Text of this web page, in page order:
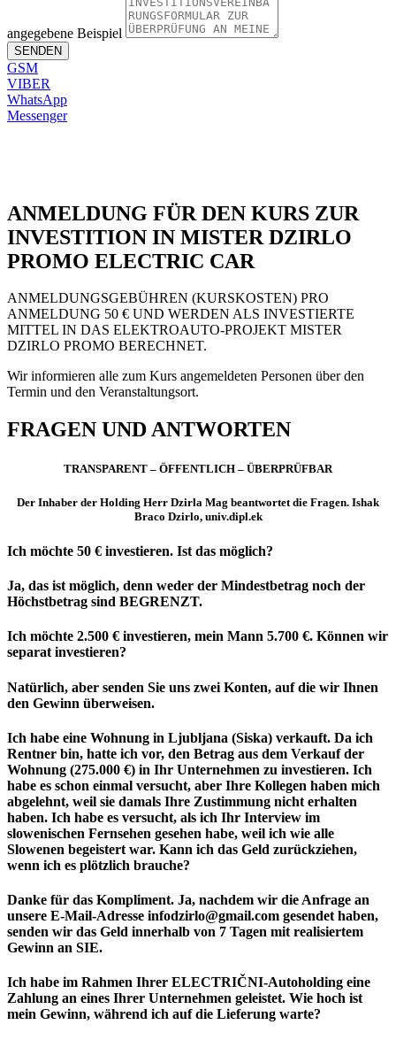
angegebene Beispiel
SENDEN
GSM
VIBER
WhatsApp
Messenger
ANMELDUNG FÜR DEN KURS ZUR
INVESTITION IN MISTER DZIRLO
PROMO ELECTRIC CAR
ANMELDUNGSGEBÜHREN (KURSKOSTEN) PRO
ANMELDUNG 50 € UND WERDEN ALS INVESTIERTE
MITTEL IN DAS ELEKTROAUTO-PROJEKT MISTER
DZIRLO PROMO BERECHNET.
Wir informieren alle zum Kurs angemeldeten Personen über den
Termin und den Veranstaltungsort.
FRAGEN UND ANTWORTEN
TRANSPARENT – ÖFFENTLICH – ÜBERPRÜFBAR
Der Inhaber der Holding Herr Dzirla Mag beantwortet die Fragen. Ishak
Braco Dzirlo, univ.dipl.ek
Ich möchte 50 € investieren. Ist das möglich?
Ja, das ist möglich, denn weder der Mindestbetrag noch der
Höchstbetrag sind BEGRENZT.
Ich möchte 2.500 € investieren, mein Mann 5.700 €. Können wir
separat investieren?
Natürlich, aber senden Sie uns zwei Konten, auf die wir Ihnen
den Gewinn überweisen.
Ich habe eine Wohnung in Ljubljana (Siska) verkauft. Da ich
Rentner bin, hatte ich vor, den Betrag aus dem Verkauf der
Wohnung (275.000 €) in Ihr Unternehmen zu investieren. Ich
habe es schon einmal versucht, aber Ihre Kollegen haben mich
abgelehnt, weil sie damals Ihre Zustimmung nicht erhalten
haben. Ich habe es versucht, als ich Ihr Interview im
slowenischen Fernsehen gesehen habe, weil ich wie alle
Slowenen begeistert war. Kann ich das Geld zurückziehen,
wenn ich es plötzlich brauche?
Danke für das Kompliment. Ja, nachdem wir die Anfrage an
unsere E-Mail-Adresse infodzirlo@gmail.com gesendet haben,
senden wir das Geld innerhalb von 7 Tagen mit realisiertem
Gewinn an SIE.
Ich habe im Rahmen Ihrer ELECTRIČNI-Autoholding eine
Zahlung an eines Ihrer Unternehmen geleistet. Wie hoch ist
mein Gewinn, während ich auf die Lieferung warte?